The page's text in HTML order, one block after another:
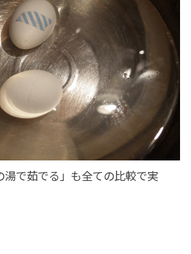
湯で茹でる」も全ての比較で実